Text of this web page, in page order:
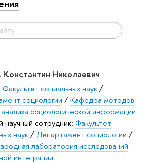
Константин Николаевич
Факультет социальных наук/
социологии /Кафедра методов
социологической информации
научный сотрудник: Факультет
наук/Департамент социологии /
лаборатория исследований
интеграции